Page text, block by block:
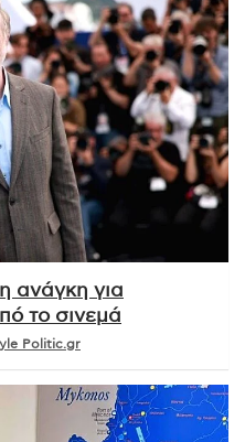
η ανάγκη για
το σινεμά
Politic.gr